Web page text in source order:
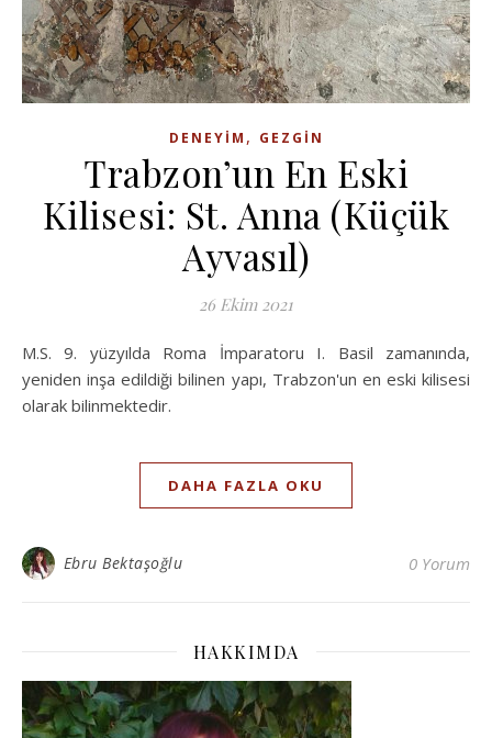
DENEYIM , GEZGIN
Trabzon’un En Eski
Kilisesi: St. Anna (Küçük
Ayvasıl)
26 Ekim 2021
M.S. 9. yüzyılda Roma İmparatoru I. Basil zamanında,
yeniden inşa edildiği bilinen yapı, Trabzon'un en eski kilisesi
olarak bilinmektedir.
DAHA FAZLA OKU
Ebru Bektaşoğlu 0 Yorum
HAKKIMDA